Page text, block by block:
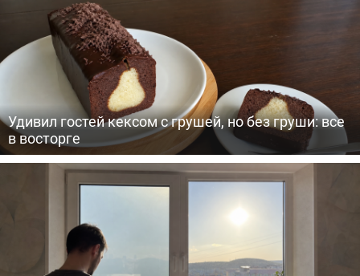
Удивил гостей кексом с грушей, но без груши: все
в восторге